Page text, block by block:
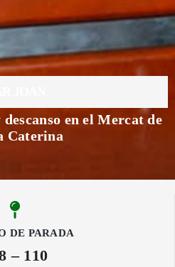
en el Mercat de
Caterina
DE PARADA
– 110